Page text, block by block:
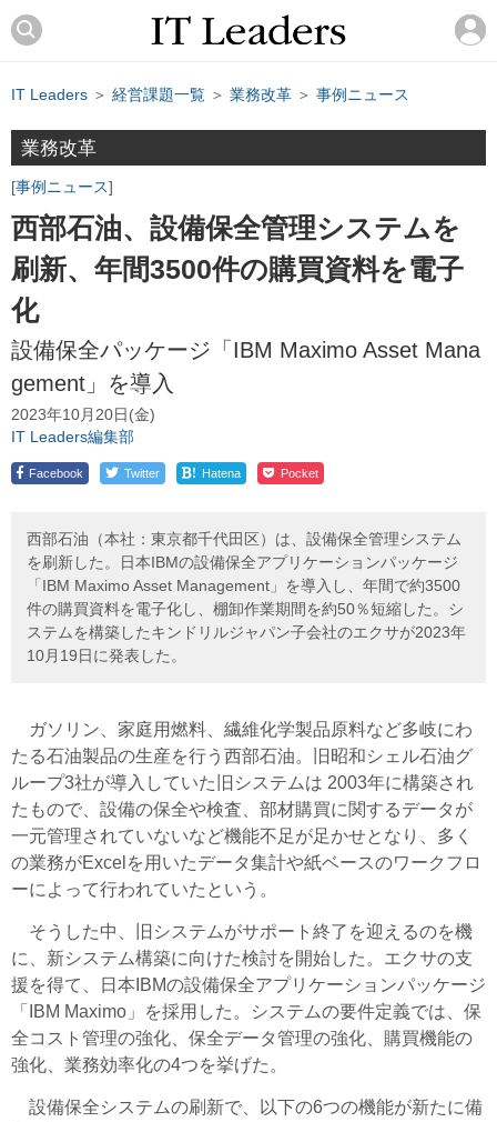
IT Leaders ＞ 経営課題一覧 ＞ 業務改革 ＞ 事例ニュース
業務改革
事例ニュース
西部石油、設備保全管理システムを
刷新、年間3500件の購買資料を電子
化
設備保全パッケージ「IBM Maximo Asset Mana
gement」を導入
2023年10月20日(金)
IT Leaders編集部
Facebook Twitter ! Hatena Pocket
西部石油（本社：東京都千代田区）は、設備保全管理システム
を刷新した。日本IBMの設備保全アプリケーションパッケージ
「IBM Maximo Asset Management」を導入し、年間で約3500
件の購買資料を電子化し、棚卸作業期間を約50％短縮した。シ
ステムを構築したキンドリルジャパン子会社のエクサが2023年
10月19日に発表した。
ガソリン、家庭用燃料、繊維化学製品原料など多岐にわ
たる石油製品の生産を行う西部石油。旧昭和シェル石油グ
ループ3社が導入していた旧システムは 2003年に構築され
たもので、設備の保全や検査、部材購買に関するデータが
一元管理されていないなど機能不足が足かせとなり、多く
の業務がExcelを用いたデータ集計や紙ベースのワークフロ
ーによって行われていたという。
そうした中、旧システムがサポート終了を迎えるのを機
に、新システム構築に向けた検討を開始した。エクサの支
援を得て、日本IBMの設備保全アプリケーションパッケージ
「IBM Maximo」を採用した。システムの要件定義では、保
全コスト管理の強化、保全データ管理の強化、購買機能の
強化、業務効率化の4つを挙げた。
設備保全システムの刷新で、以下の6つの機能が新たに備